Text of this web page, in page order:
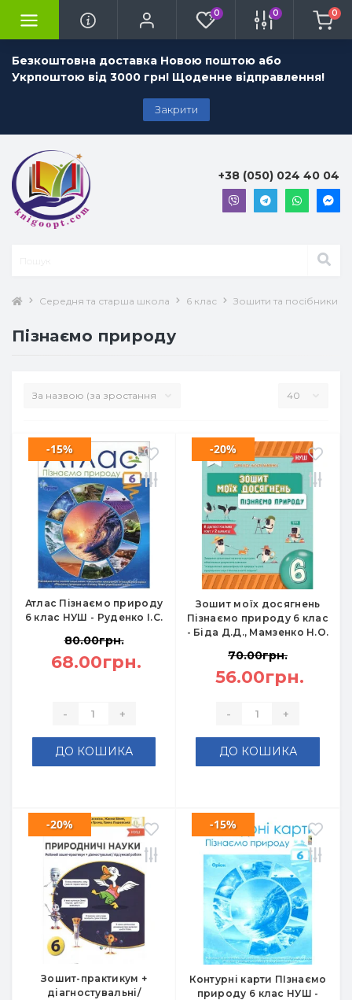
Безкоштовна доставка Новою поштою або
Укрпоштою від 3000 грн! Щоденне відправлення!
Закрити
0 0 0
+38 (050) 024 40 04
Середня та старша школа 6 клас Зошити та посібники 6
Пізнаємо природу
Атлас Пізнаємо природу
6 клас НУШ - Руденко І.С.
-15%
80.00грн.
68.00грн.
- +
ДО КОШИКА
Зошит моїх досягнень
Пізнаємо природу 6 клас
- Біда Д.Д., Мамзенко Н.О.
-20%
70.00грн.
56.00грн.
- +
ДО КОШИКА
Зошит-практикум +
діагностувальні/
-20%
Контурні карти ПІзнаємо
природу 6 клас НУШ -
-15%